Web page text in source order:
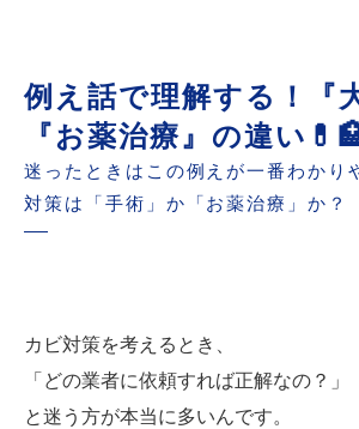
例え話で理解する！『
『お薬治療』の違い
迷ったときはこの例えが一番わかり
対策は「手術」か「お薬治療」か？
カビ対策を考えるとき、
「どの業者に依頼すれば正解なの？」
と迷う方が本当に多いんです。